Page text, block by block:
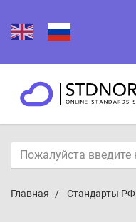
Главная Стандарты РФ